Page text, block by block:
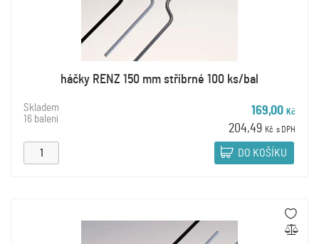
háčky RENZ 150 mm stříbrné 100 ks/bal
Skladem
16 balení
169,00 Kč
204,49 Kč s DPH
DO KOŠÍKU